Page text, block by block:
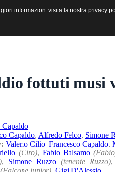
fottuti musi
Capaldo
Capaldo, Alfredo Felco, Simone
Valerio Cilio, Francesco Capaldo,
(Ciro), Fabio Balsamo
, Simone Ruzzo (tenente Ruzzo),
(Falcone junior), Gigi D'Alessio
informazioni visita la nostra privacy
informazioni visita la nostra privacy